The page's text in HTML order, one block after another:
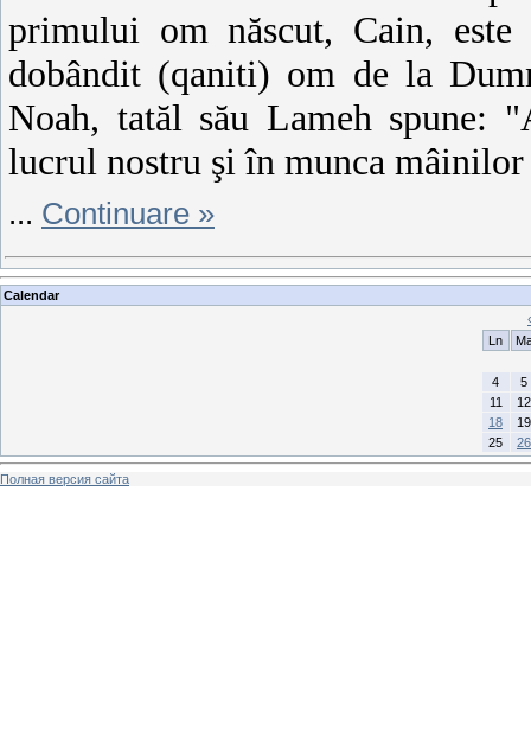
primului om născut, Cain,
dobândit (qaniti) om de la
Noah, tatăl său Lameh spune:
lucrul nostru şi în munca mâinilor
... Continuare »
Calendar
Ln
4
5
11
12
18
19
25
26
Полная версия сайта